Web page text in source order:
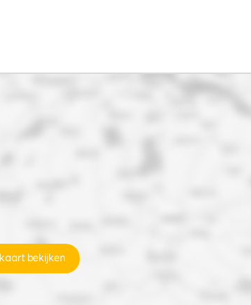
kaart bekijken